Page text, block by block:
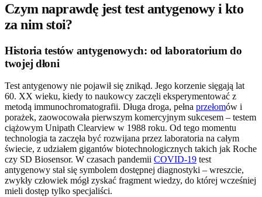
Czym naprawdę jest test antygenowy i kto
za nim stoi?
Historia testów antygenowych: od laboratorium do
twojej dłoni
Test antygenowy nie pojawił się znikąd. Jego korzenie sięgają lat
60. XX wieku, kiedy to naukowcy zaczęli eksperymentować z
metodą immunochromatografii. Długa droga, pełna przełomów i
porażek, zaowocowała pierwszym komercyjnym sukcesem – testem
ciążowym Unipath Clearview w 1988 roku. Od tego momentu
technologia ta zaczęła być rozwijana przez laboratoria na całym
świecie, z udziałem gigantów biotechnologicznych takich jak Roche
czy SD Biosensor. W czasach pandemii COVID-19 test
antygenowy stał się symbolem dostępnej diagnostyki – wreszcie,
zwykły człowiek mógł zyskać fragment wiedzy, do której wcześniej
mieli dostęp tylko specjaliści.